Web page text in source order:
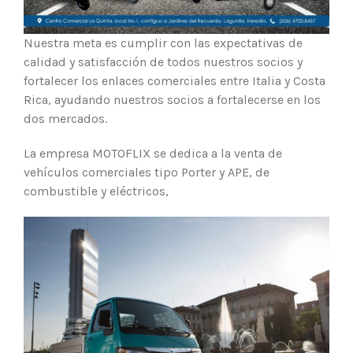
Nuestra meta es cumplir con las expectativas de
calidad y satisfacción de todos nuestros socios y
fortalecer los enlaces comerciales entre Italia y Costa
Rica, ayudando nuestros socios a fortalecerse en los
dos mercados.
La empresa MOTOFLIX se dedica a la venta de
vehículos comerciales tipo Porter y APE, de
combustible y eléctricos,